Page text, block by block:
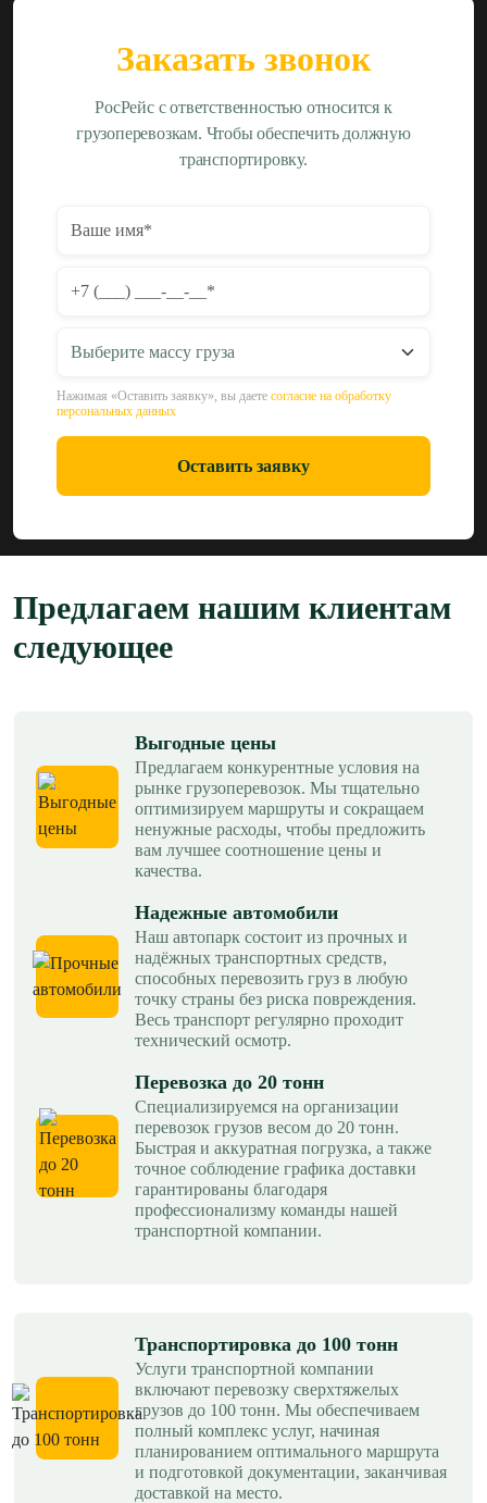
Заказать звонок
РосРейс с ответственностью относится к
грузоперевозкам. Чтобы обеспечить должную
транспортировку.
Нажимая «Оставить заявку», вы даете согласие на обработку
персональных данных
Оставить заявку
Предлагаем нашим клиентам
следующее
Выгодные цены
Предлагаем конкурентные условия на
рынке грузоперевозок. Мы тщательно
оптимизируем маршруты и сокращаем
ненужные расходы, чтобы предложить
вам лучшее соотношение цены и
качества.
Надежные автомобили
Наш автопарк состоит из прочных и
надёжных транспортных средств,
способных перевозить груз в любую
точку страны без риска повреждения.
Весь транспорт регулярно проходит
технический осмотр.
Перевозка до 20 тонн
Специализируемся на организации
перевозок грузов весом до 20 тонн.
Быстрая и аккуратная погрузка, а также
точное соблюдение графика доставки
гарантированы благодаря
профессионализму команды нашей
транспортной компании.
Транспортировка до 100 тонн
Услуги транспортной компании
включают перевозку сверхтяжелых
грузов до 100 тонн. Мы обеспечиваем
полный комплекс услуг, начиная
планированием оптимального маршрута
и подготовкой документации, заканчивая
доставкой на место.